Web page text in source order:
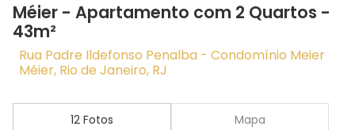
Méier - Apartamento com 2 Quartos -
43m²
Rua Padre Ildefonso Penalba - Condomínio Meier
Méier, Rio de Janeiro, RJ
12 Fotos Mapa